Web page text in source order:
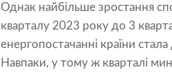
Однак найбільше зростання
кварталу 2023 року до 3
енергопостачанні країни
Навпаки, у тому ж кварталі